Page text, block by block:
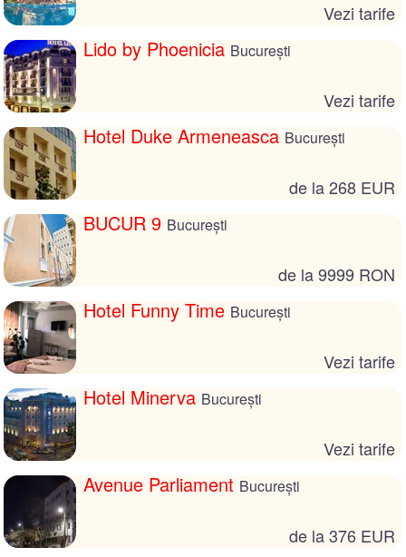
Vezi tarife
Lido by Phoenicia București
Vezi tarife
Hotel Duke Armeneasca București
de la 268 EUR
BUCUR 9 București
de la 9999 RON
Hotel Funny Time București
Vezi tarife
Hotel Minerva București
Vezi tarife
Avenue Parliament București
de la 376 EUR